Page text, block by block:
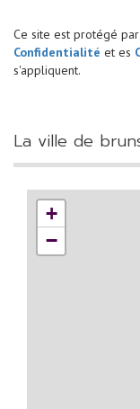
Ce site est protégé par
Confidentialité et es
s'appliquent.
la ville de
+
−